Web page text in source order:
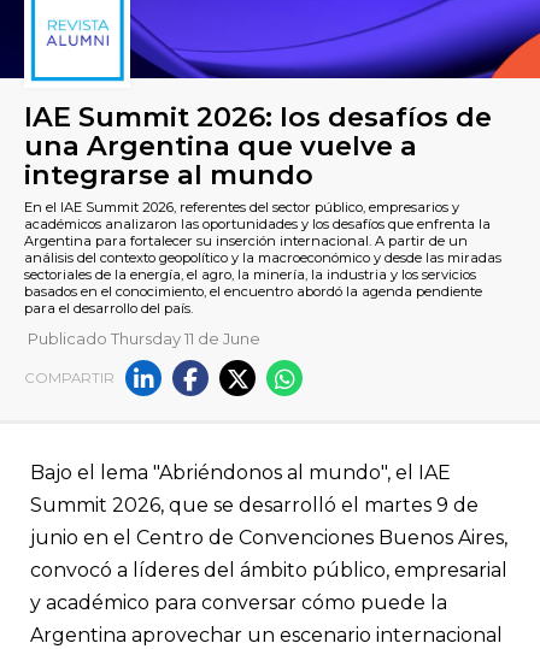
IAE Summit 2026: los
una Argentina que vuelve a
integrarse al mundo
análisis del contexto geopolítico y la macroeconómico y desde
sectoriales de la energía, el agro, la minería, la industria y los
basados en el conocimiento, el encuentro abordó la agenda
para el desarrollo del país.
Publicado Thursday 11 de June
COMPARTIR
Bajo el lema "Abriéndonos al mundo", el IAE
Summit 2026, que se desarrolló el martes 9 de
junio en el Centro de Convenciones Buenos Aires,
convocó a líderes del ámbito público, empresarial
y académico para conversar cómo puede la
Argentina aprovechar un escenario internacional